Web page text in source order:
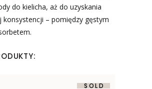
do kielicha, aż do uzyskania
konsystencji – pomiędzy gęstym
SOLD